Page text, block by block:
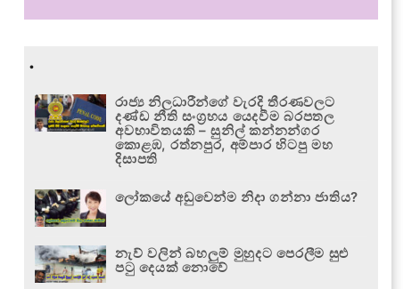
.
රාජ්‍ය නිලධාරීන්ගේ වැරදි තීරණවලට
දණ්ඩ නීති සංග්‍රහය යෙදවීම බරපතල
අවභාවිතයකි – සුනිල් කන්නන්ගර
කොළඹ, රත්නපුර, අම්පාර හිටපු මහ
දිසාපති
ලෝකයේ අඩුවෙන්ම නිදා ගන්නා ජාතිය?
නැව් වලින් බහලුම් මුහුදට පෙරලීම සුළු
පටු දෙයක් නොවේ